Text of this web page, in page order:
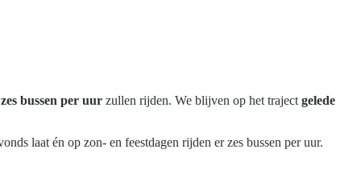
zes bussen per uur zullen rijden. We blijven op het traject gelede
laat én op zon- en feestdagen rijden er zes bussen per uur.